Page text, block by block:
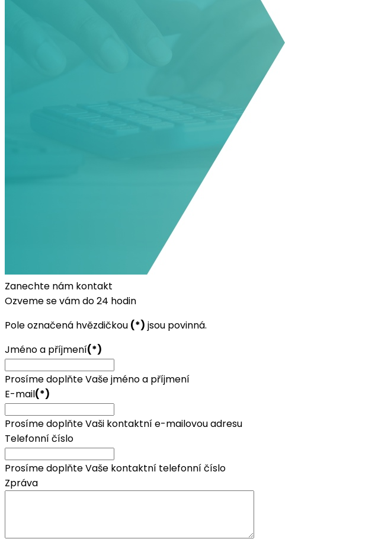
Zanechte nám kontakt
Ozveme se vám do 24 hodin
Pole označená hvězdičkou (*) jsou povinná.
Jméno a příjmení(*)
Prosíme doplňte Vaše jméno a příjmení
E-mail(*)
Prosíme doplňte Vaši kontaktní e-mailovou adresu
Telefonní číslo
Prosíme doplňte Vaše kontaktní telefonní číslo
Zpráva